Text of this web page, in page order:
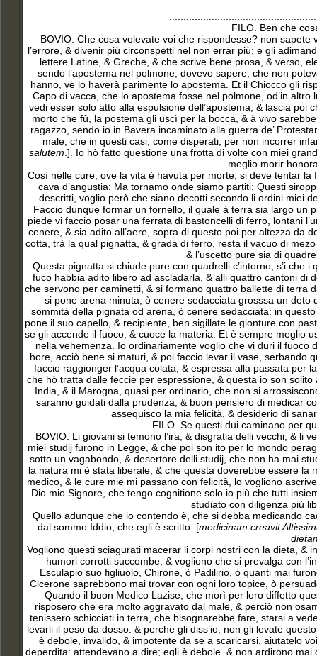
FILO. Ben che
BOVIO. Che cosa volevate voi che rispondesse? non
l’errore, & divenir più circonspetti nel non errar più; e gli
lettere Latine, & Greche, & che scrive bene prosa, & verso,
sendo l’apostema nel polmone, dovevo sapere, che non
hanno, ve lo haverà parimente lo apostema. Et il Chiocco gli
Capo di vacca, che lo apostema fosse nel polmone, od’in
vedi esser solo atto alla espulsione dell’apostema, & lascia poi
morto che fù, la postema gli uscì per la bocca, & à vivo
ragazzo, sendo io in Bavera incaminato alla guerra de’
male, che in questi casi, come disperati, per non incorrer
salutem .]. Io hò fatto questione una frotta di volte con miei
meglio morir
Così nelle cure, ove la vita è havuta per morte, si deve tentar
cava d’angustia: Ma tornamo onde siamo partiti; Questi
descritti, voglio però che siano decotti secondo li ordini miei
Faccio dunque formar un fornello, il quale à terra sia largo un
piede vi faccio posar una ferrata di bastoncelli di ferro, lontani
cenere, & sia adito all’aere, sopra di questo poi per altezza da
cotta, trà la qual pignatta, & grada di ferro, resta il vacuo di
& l’uscetto pure sia di
Questa pignatta si chiude pure con quadrelli c’intorno, s’i che
fuco habbia adito libero ad ascladarla, & alli quattro cantoni di
che servono per caminetti, & si formano quattro ballette di terra
si pone arena minuta, ò cenere sedacciata grosssa un deto
sommità della pignata od arena, ò cenere sedacciata: in
pone il suo capello, & recipiente, ben sigillate le gionture con
se gli accende il fuoco, & cuoce la materia. Et è sempre meglio
nella vehemenza. Io ordinariamente voglio che vi duri il
hore, acciò bene si maturi, & poi faccio levar il vase, serbando
faccio raggionger l’acqua colata, & espressa alla passata per
che hò tratta dalle feccie per espressione, & questa io son
India, & il Marogna, quasi per ordinario, che non si
saranno guidati dalla prudenza, & buon pensiero di medicar
assequisco la mia felicità, & desiderio di
FILO. Se questi dui caminano per
BOVIO. Li giovani si temono l’ira, & disgratia delli vecchi, & li
miei studij furono in Legge, & che poi son ito per lo mondo
sotto un vagabondo, & desertore delli studij, che non ha mai
la natura mi è stata liberale, & che questa doverebbe essere
medico, & le cure mie mi passano con felicità, lo vogliono
Dio mio Signore, che tengo cognitione solo io più che tutti
studiato con diligenza più
Quello adunque che io contendo è, che si debba medicando
dal sommo Iddio, che egli è scritto: [medicinam creavit
Vogliono questi sciagurati macerar li corpi nostri con la dieta, &
humori corrotti succombe, & vogliono che si prevalga con
Esculapio suo figliuolo, Chirone, ò Padilirio, ò quanti mai
Cicerone saprebbono mai trovar con ogni loro topice, ò
Quando il buon Medico Lazise, che morì per loro diffetto
risposero che era molto aggravato dal male, & perciò non
tenissero schicciati in terra, che bisognarebbe fare, starsi a
levarli il peso da dosso. & perche gli diss’io, non gli levate
è debole, invalido, & impotente da se a scaricarsi, aiutatelo
deperdita: attendevano a dire; egli è debole. & non ardirono